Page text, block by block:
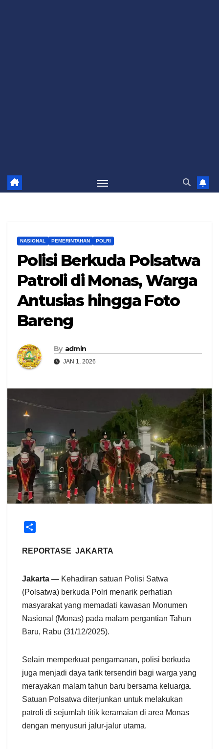
NASIONAL PEMERINTAHAN POLRI
Polisi Berkuda Polsatwa
Patroli di Monas, Warga
Antusias hingga Foto
Bareng
By admin
JAN 1, 2026
a
REPORTASE JAKARTA
Jakarta — Kehadiran satuan Polisi Satwa
(Polsatwa) berkuda Polri menarik perhatian
masyarakat yang memadati kawasan Monumen
Nasional (Monas) pada malam pergantian Tahun
Baru, Rabu (31/12/2025).
Selain memperkuat pengamanan, polisi berkuda
juga menjadi daya tarik tersendiri bagi warga yang
merayakan malam tahun baru bersama keluarga.
Satuan Polsatwa diterjunkan untuk melakukan
patroli di sejumlah titik keramaian di area Monas
dengan menyusuri jalur-jalur utama.